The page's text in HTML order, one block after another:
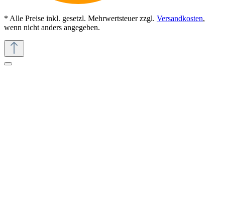
* Alle Preise inkl. gesetzl. Mehrwertsteuer zzgl. Versandkosten,
wenn nicht anders angegeben.